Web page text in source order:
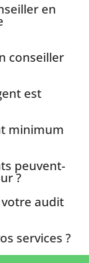
en
conseiller
est
minimum
peuvent-
?
audit
services ?